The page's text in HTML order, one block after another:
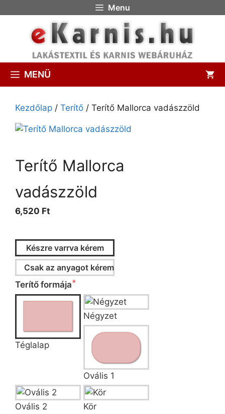
Menu
MENÜ
Kezdőlap / Terítő / Terítő Mallorca vadászzöld
Terítő Mallorca
vadászzöld
6,520 Ft
Készre varrva kérem
Csak az anyagot kérem
Terítő formája
Téglalap
Négyzet
Ovális 1
Ovális 2
Kör